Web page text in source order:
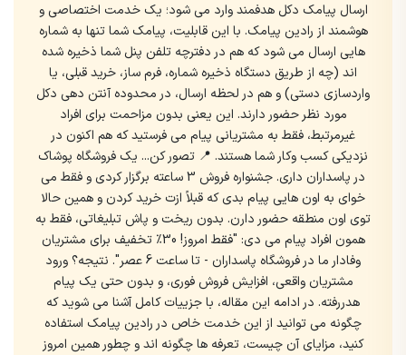
ارسال پیامک دکل هدفمند وارد می شود؛ یک خدمت اختصاصی و
هوشمند از رادین پیامک. با این قابلیت، پیامک شما تنها به شماره
هایی ارسال می شود که هم در دفترچه تلفن پنل شما ذخیره شده
اند (چه از طریق دستگاه ذخیره شماره، فرم ساز، خرید قبلی، یا
واردسازی دستی) و هم در لحظه ارسال، در محدوده آنتن دهی دکل
مورد نظر حضور دارند. این یعنی بدون مزاحمت برای افراد
غیرمرتبط، فقط به مشتریانی پیام می فرستید که هم اکنون در
نزدیکی کسب وکار شما هستند. 📍 تصور کن... یک فروشگاه پوشاک
در پاسداران داری. جشنواره فروش 3 ساعته برگزار کردی و فقط می
خوای به اون هایی پیام بدی که قبلاً ازت خرید کردن و همین حالا
توی اون منطقه حضور دارن. بدون ریخت و پاش تبلیغاتی، فقط به
همون افراد پیام می دی: "فقط امروز! 30٪ تخفیف برای مشتریان
وفادار ما در فروشگاه پاسداران - تا ساعت 6 عصر". نتیجه؟ ورود
مشتریان واقعی، افزایش فروش فوری، و بدون حتی یک پیام
هدررفته. در ادامه این مقاله، با جزییات کامل آشنا می شوید که
چگونه می توانید از این خدمت خاص در رادین پیامک استفاده
کنید، مزایای آن چیست، تعرفه ها چگونه اند و چطور همین امروز